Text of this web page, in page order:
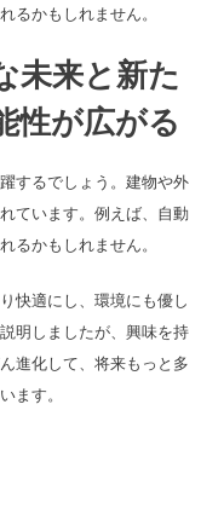
るかもしれません。
未来と新た
性が広がる
するでしょう。建物や外
ています。例えば、自動
るかもしれません。
快適にし、環境にも優し
明しましたが、興味を持
進化して、将来もっと多
ます。